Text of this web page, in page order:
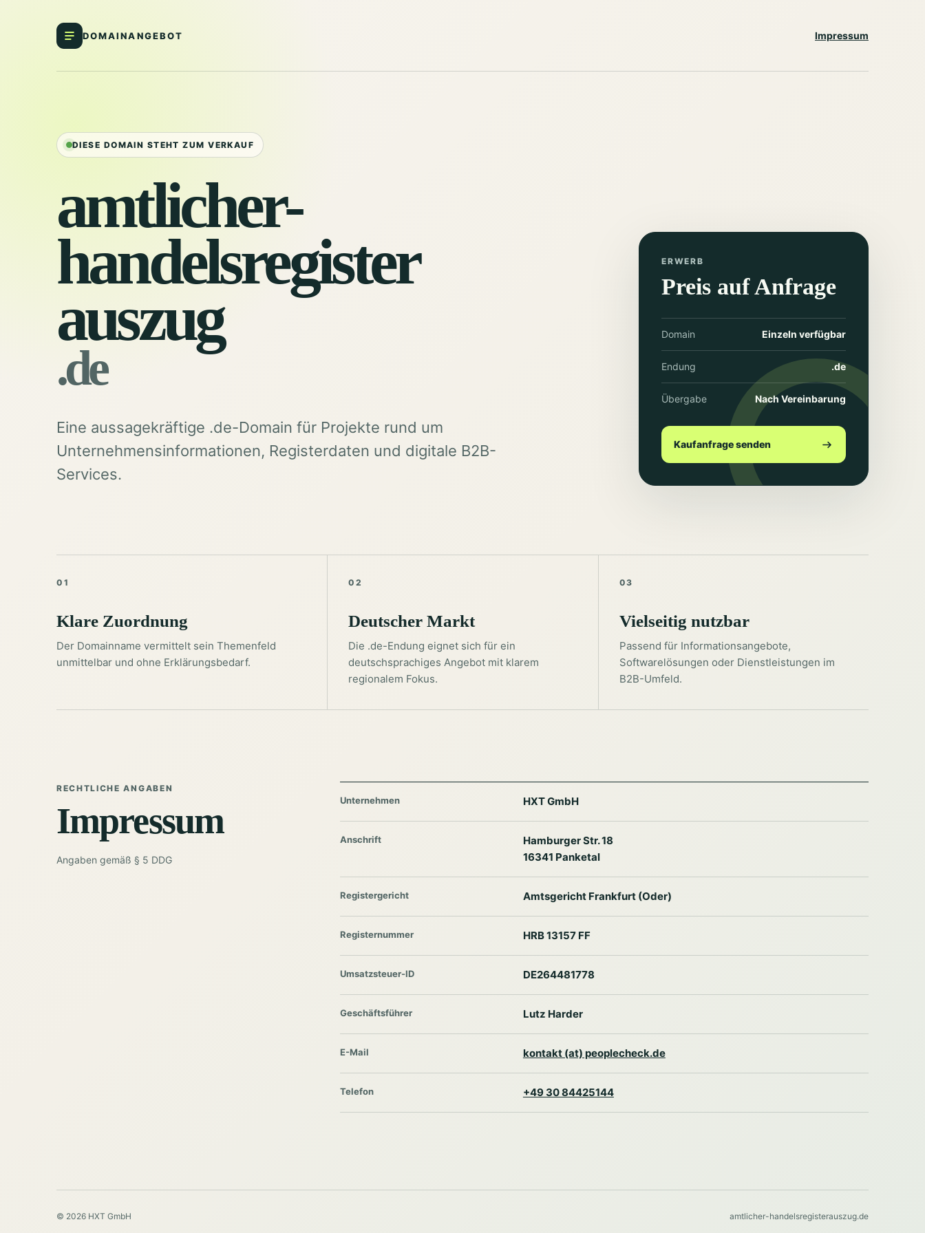
DOMAINANGEBOT Impressum
DIESE DOMAIN STEHT ZUM VERKAUF
amtlicher-
handelsregister
auszug
.de
Eine aussagekräftige .de-Domain für Projekte rund um
Unternehmensinformationen, Registerdaten und digitale B2B-
Services.
ERWERB
Preis auf Anfrage
Domain Einzeln verfügbar
Endung .de
Übergabe Nach Vereinbarung
Kaufanfrage senden
01
Klare Zuordnung
Der Domainname vermittelt sein Themenfeld
unmittelbar und ohne Erklärungsbedarf.
02
Deutscher Markt
Die .de-Endung eignet sich für ein
deutschsprachiges Angebot mit klarem
regionalem Fokus.
03
Vielseitig nutzbar
Passend für Informationsangebote,
Softwarelösungen oder Dienstleistungen im
B2B-Umfeld.
RECHTLICHE ANGABEN
Impressum
Angaben gemäß § 5 DDG
Unternehmen HXT GmbH
Anschrift
Hamburger Str. 18
16341 Panketal
Registergericht Amtsgericht Frankfurt (Oder)
Registernummer HRB 13157 FF
Umsatzsteuer-ID DE264481778
Geschäftsführer Lutz Harder
E-Mail kontakt (at) peoplecheck.de
Telefon +49 30 84425144
© 2026 HXT GmbH amtlicher-handelsregisterauszug.de